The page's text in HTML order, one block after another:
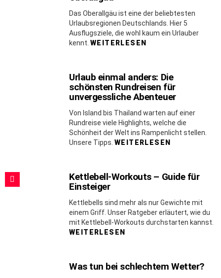
Das Oberallgäu ist eine der beliebtesten
Urlaubsregionen Deutschlands. Hier 5
Ausflugsziele, die wohl kaum ein Urlauber
kennt. WEITERLESEN
Urlaub einmal anders: Die
schönsten Rundreisen für
unvergessliche Abenteuer
Von Island bis Thailand warten auf einer
Rundreise viele Highlights, welche die
Schönheit der Welt ins Rampenlicht stellen.
Unsere Tipps. WEITERLESEN
Kettlebell-Workouts – Guide für
Einsteiger
Kettlebells sind mehr als nur Gewichte mit
einem Griff. Unser Ratgeber erläutert, wie du
mit Kettlebell-Workouts durchstarten kannst.
WEITERLESEN
Was tun bei schlechtem Wetter?